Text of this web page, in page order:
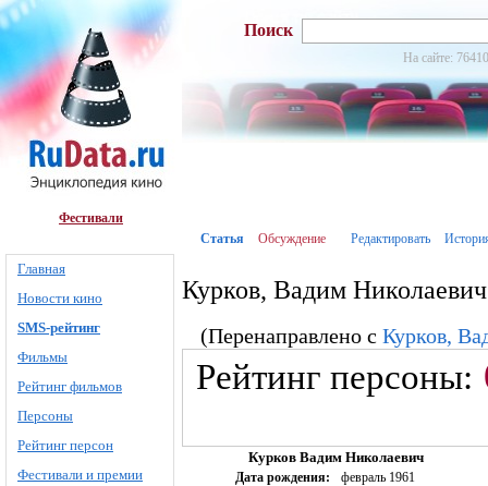
Фестивали
Главная
Новости кино
SMS-рейтинг
Фильмы
Рейтинг фильмов
Персоны
Рейтинг персон
Фестивали и премии
Поиск
На сайте:
Статья Обсуждение Редактировать
Курков, Вадим Николаевич
(Перенаправлено с Курков,
Рейтинг персоны:
Курков Вадим Николаевич
Дата рождения:
февраль 1961